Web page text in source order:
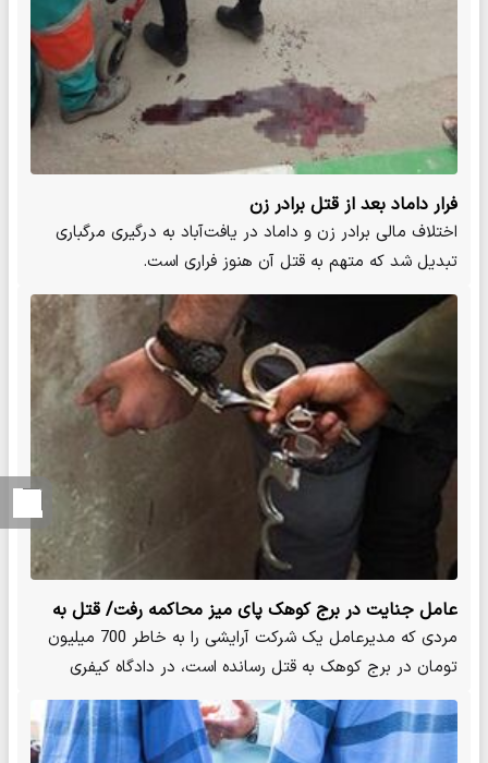
فرار داماد بعد از قتل برادر زن
اختلاف مالی برادر زن و داماد در یافت‌آباد به درگیری مرگباری
تبدیل شد که متهم به قتل آن هنوز فراری است.
عامل جنایت در برج کوهک پای میز محاکمه رفت/ قتل به
خاطر اختلاف 700 میلیون تومانی
مردی که مدیرعامل یک شرکت آرایشی را به خاطر 700 میلیون
تومان در برج کوهک به قتل رسانده ‌است، در دادگاه کیفری
استان…